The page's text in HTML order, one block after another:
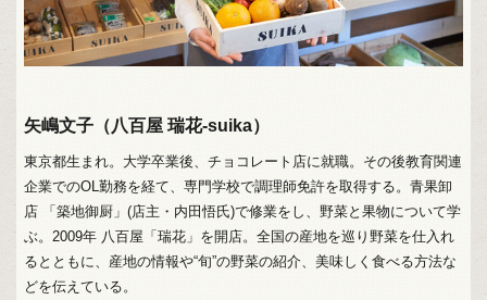
矢嶋文子（八百屋 瑞花-suika）
東京都生まれ。大学卒業後、チョコレート店に就職。その後教育関連
企業でのOL勤務を経て、専門学校で調理師免許を取得する。青果卸
店 「築地御厨」(店主・内田悟氏)で修業をし、野菜と果物について学
ぶ。2009年 八百屋「瑞花」を開店。全国の産地を巡り野菜を仕入れ
るとともに、産地の情報や“旬”の野菜の紹介、美味しく食べる方法な
どを伝えている。